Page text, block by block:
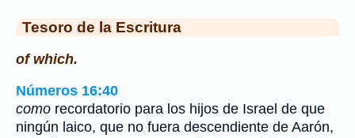
Tesoro de la Escritura
of which.
Números 16:40
como recordatorio para los hijos de Israel de que
ningún laico, que no fuera descendiente de Aarón,